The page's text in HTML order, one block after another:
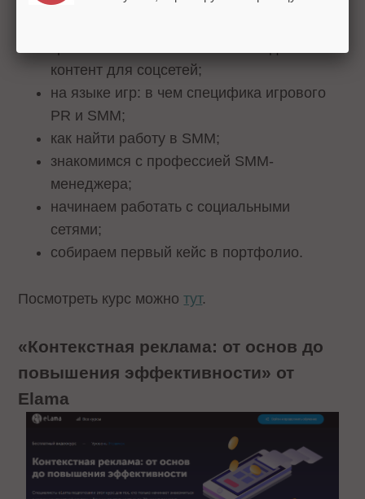
контент для соцсетей;
на языке игр: в чем специфика игрового
PR и SMM;
как найти работу в SMM;
знакомимся с профессией SMM-
менеджера;
начинаем работать с социальными
сетями;
собираем первый кейс в портфолио.
Посмотреть курс можнотут.
«Контекстная реклама: от основ до
повышения эффективности» от
Elama